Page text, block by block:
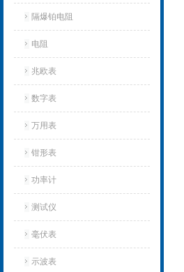
隔爆铂电阻
电阻
兆欧表
数字表
万用表
钳形表
功率计
测试仪
毫伏表
示波表